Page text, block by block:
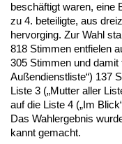
beschäftigt wa­ren, ei­ne
zu 4. be­tei­lig­te, aus
her­vor­ging. Zur Wahl
818 Stim­men ent­fie­len
305 Stim­men und da­mit
Außen­dienst­lis­te“) 137
Lis­te 3 („Mut­ter al­ler
auf die Lis­te 4 („Im
Das Wahl­er­geb­nis
kannt ge­macht.